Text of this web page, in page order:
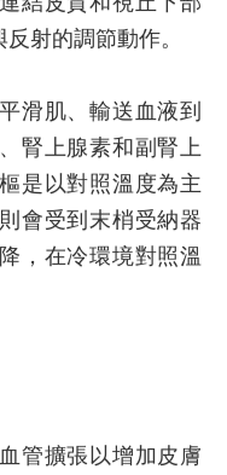
射的調節動作。
滑肌、輸送血液到
腎上腺素和副腎上
是以對照溫度為主
會受到末梢受納器
，在冷環境對照溫
管擴張以增加皮膚